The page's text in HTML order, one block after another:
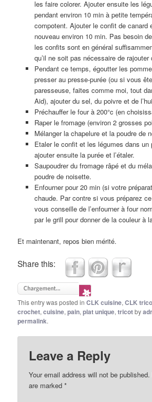
les faire colorer. Ajouter ensuite les
pendant environ 10 min à petite
compotent. Ajouter le confit de canard
nouveau environ 10 min. Pas besoin
les confits sont en général
qu’il ne soit pas nécessaire de
Pendant ce temps, égoutter les
presser au presse-purée (ou si vous
paresseuse, faites comme moi, tout
Aid), ajouter du sel, du poivre et de
Préchauffer le four à 200°c (en
Raper le fromage (environ 2 grosses
Mélanger la chapelure et la poudre de
Etaler le confit et les légumes dans un
ajouter ensuite la purée et l’étaler.
Saupoudrer du fromage râpé et du
poudre de noisette.
Enfourner pour 20 min (si votre
chaude. Par contre si vous préparez
vous conseille de l’enfourner à four
par le grill pour donner de la couleur à
Et maintenant, repos bien mérité.
Share this:
This entry was posted inCLK cuisine,CLK
crochet,cuisine,pain,plat unique,tricotby
permalink.
Leave a Reply
Your email address will not be published.
are marked*